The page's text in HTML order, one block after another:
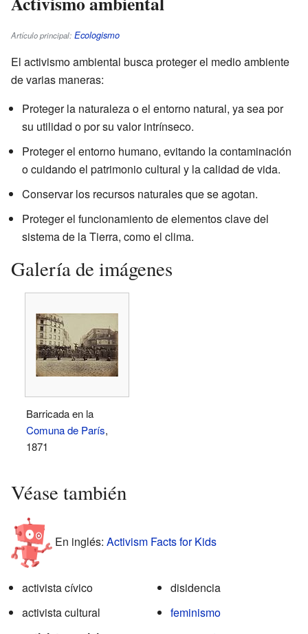
Artículo principal: Ecologismo
El activismo ambiental busca proteger el medio ambiente
de varias maneras:
Proteger la naturaleza o el entorno natural, ya sea por
su utilidad o por su valor intrínseco.
Proteger el entorno humano, evitando la contaminación
o cuidando el patrimonio cultural y la calidad de vida.
Conservar los recursos naturales que se agotan.
Proteger el funcionamiento de elementos clave del
sistema de la Tierra, como el clima.
Galería de imágenes
Barricada en la
Comuna de París,
1871
Véase también
En inglés: Activism Facts for Kids
activista cívico
activista cultural
disidencia
feminismo